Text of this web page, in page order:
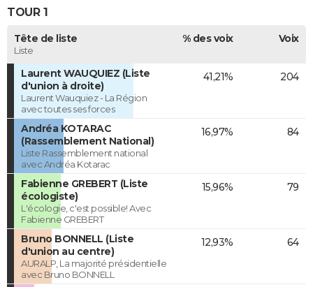
TOUR 1
Tête de liste
Liste
% des voix Voix
Laurent WAUQUIEZ (Liste
d'union à droite)
Laurent Wauquiez - La Région
avec toutes ses forces
41,21% 204
Andréa KOTARAC
(Rassemblement National)
Liste Rassemblement national
avec Andréa Kotarac
16,97% 84
Fabienne GREBERT (Liste
écologiste)
L'écologie, c'est possible! Avec
Fabienne GREBERT
15,96% 79
Bruno BONNELL (Liste
d'union au centre)
AURALP, La majorité présidentielle
avec Bruno BONNELL
12,93% 64